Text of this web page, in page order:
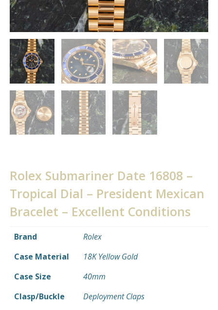
Rolex Submariner Date 16808 –
Tropical Dial – President Mexican
Bracelet – Excellent Conditions
Brand
Rolex
Case Material
18K Yellow Gold
Case Size
40mm
Clasp/Buckle
Deployment Claps